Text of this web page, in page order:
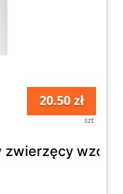
20.50 zł
szt
zwierzęcy wzór